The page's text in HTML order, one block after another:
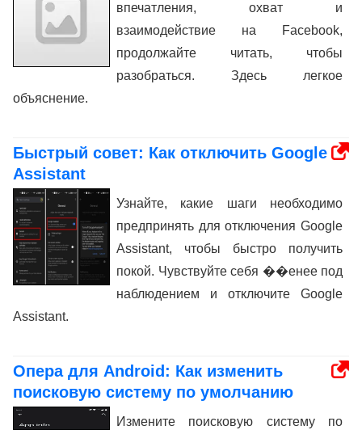
впечатления, охват и
взаимодействие на Facebook,
продолжайте читать, чтобы
разобраться. Здесь легкое
объяснение.
Быстрый совет: Как отключить Google
Assistant
Узнайте, какие шаги необходимо
предпринять для отключения Google
Assistant, чтобы быстро получить
покой. Чувствуйте себя ��енее под
наблюдением и отключите Google
Assistant.
Опера для Android: Как изменить
поисковую систему по умолчанию
Измените поисковую систему по